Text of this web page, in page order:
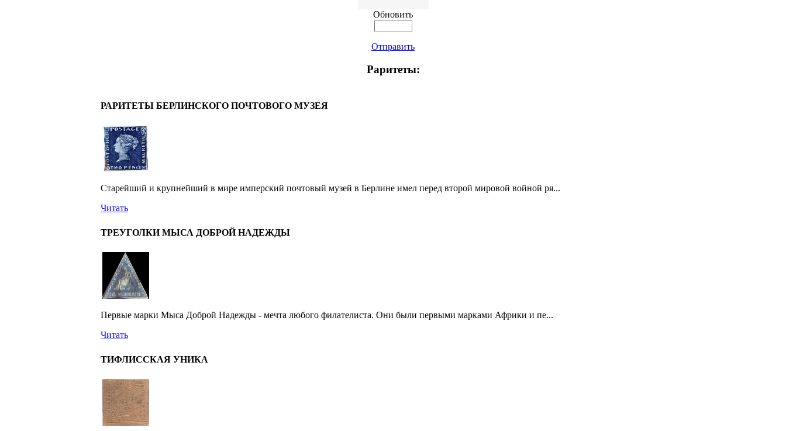
Обновить
Отправить
Раритеты:
РАРИТЕТЫ БЕРЛИНСКОГО ПОЧТОВОГО МУЗЕЯ
Старейший и крупнейший в мире имперский почтовый музей в Берлине имел перед второй мировой войной ря...
Читать
ТРЕУГОЛКИ МЫСА ДОБРОЙ НАДЕЖДЫ
Первые марки Мыса Доброй Надежды - мечта любого филателиста. Они были первыми марками Африки и пе...
Читать
ТИФЛИССКАЯ УНИКА